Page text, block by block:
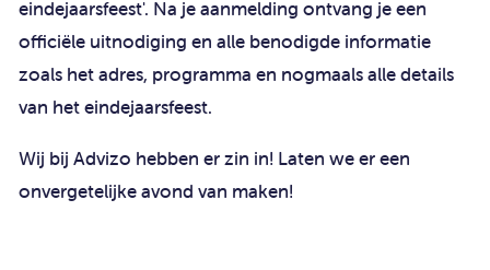
eindejaarsfeest'. Na je aanmelding ontvang je een
officiële uitnodiging en alle benodigde informatie
zoals het adres, programma en nogmaals alle details
van het eindejaarsfeest.
Wij bij Advizo hebben er zin in! Laten we er een
onvergetelijke avond van maken!